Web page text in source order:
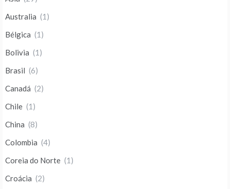
Australia (1)
Bélgica (1)
Bolivia (1)
Brasil (6)
Canadá (2)
Chile (1)
China (8)
Colombia (4)
Coreia do Norte (1)
Croácia (2)